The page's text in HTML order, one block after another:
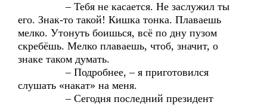
– Тебя не касается. Не заслужил ты
его. Знак-то такой! Кишка тонка. Плаваешь
мелко. Утонуть боишься, всё по дну пузом
скребёшь. Мелко плаваешь, чтоб, значит, о
знаке таком думать.
– Подробнее, – я приготовился
слушать «накат» на меня.
– Сегодня последний президент